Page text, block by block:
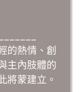
的熱情、創
主內肢體的
將蒙建立。